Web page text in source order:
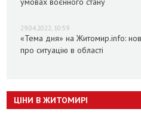
29.04.2022, 10:59
«Тема дня» на Житомир.info:
про ситуацію в області
ЦІНИ В ЖИТОМИРІ